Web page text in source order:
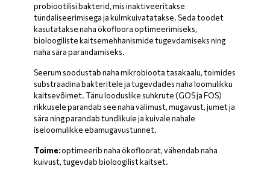
probiootilisi bakterid, mis inaktiveeritakse
tündaliseerimisega ja külmkuivatatakse. Seda toodet
kasutatakse naha ökofloora optimeerimiseks,
bioloogiliste kaitsemehhanismide tugevdamiseks ning
naha sära parandamiseks.
Seerum soodustab naha mikrobioota tasakaalu, toimides
substraadina bakteritele ja tugevdades naha loomulikku
kaitsevõimet. Tänu looduslike suhkrute (GOS ja FOS)
rikkusele parandab see naha välimust, mugavust, jumet ja
sära ning parandab tundlikule ja kuivale nahale
iseloomulikke ebamugavustunnet.
Toime:optimeerib naha ökofloorat, vähendab naha
kuivust, tugevdab bioloogilist kaitset.